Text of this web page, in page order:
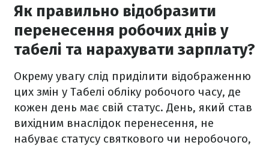
Як правильно відобразити
перенесення робочих днів у
табелі та нарахувати зарплату?
Окрему увагу слід приділити відображенню
цих змін у Табелі обліку робочого часу, де
кожен день має свій статус. День, який став
вихідним внаслідок перенесення, не
набуває статусу святкового чи неробочого,